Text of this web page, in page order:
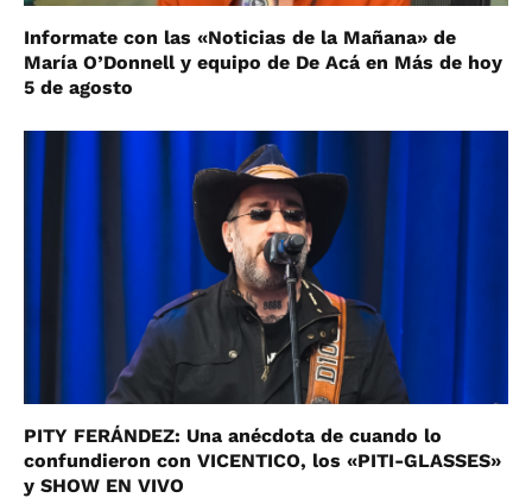
Informate con las «Noticias de la Mañana» de
María O’Donnell y equipo de De Acá en Más de hoy
5 de agosto
PITY FERÁNDEZ: Una anécdota de cuando lo
confundieron con VICENTICO, los «PITI-GLASSES»
y SHOW EN VIVO